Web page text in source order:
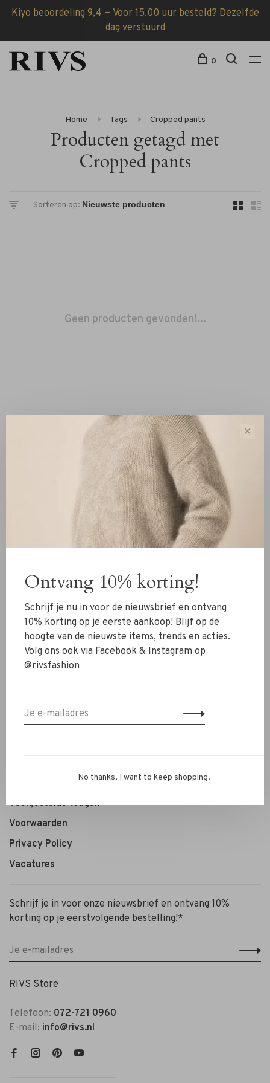
Kiyo beoordeling 9,4 — Voor 15.00 uur besteld? Dezelfde
dag verstuurd
0
Home Tags Cropped pants
Producten getagd met
Cropped pants
Sorteren op:
Geen producten gevonden!...
Toon 1 - 0 van 0
Schoenen
Sieraden
Accessoires
SALE
Contact
Personal Styling / Private Shopping
Veelgestelde vragen
Voorwaarden
Privacy Policy
Vacatures
Schrijf je in voor onze nieuwsbrief en ontvang 10%
korting op je eerstvolgende bestelling!*
RIVS Store
Telefoon: 072-721 0960
E-mail: info@rivs.nl
✕
Ontvang 10% korting!
Schrijf je nu in voor de nieuwsbrief en ontvang
10% korting op je eerste aankoop! Blijf op de
hoogte van de nieuwste items, trends en acties.
Volg ons ook via Facebook & Instagram op
@rivsfashion
No thanks, I want to keep shopping.